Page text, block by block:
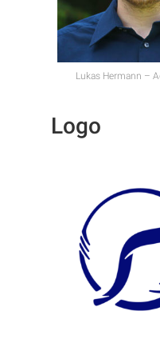
Lukas Hermann –
Logo